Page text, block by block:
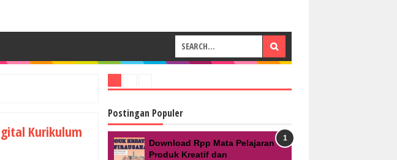
Kurikulum
Postingan Populer
Download Rpp Mata Pelajaran
Produk Kreatif dan